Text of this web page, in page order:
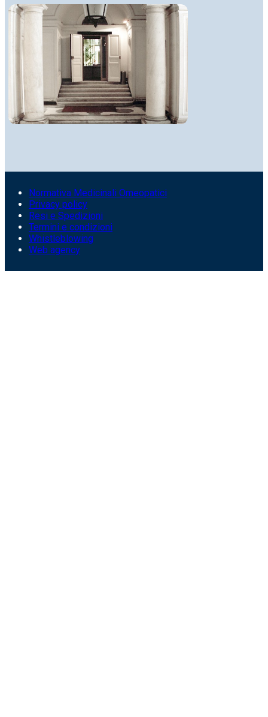
Normativa Medicinali Omeopatici
Privacy policy
Resi e Spedizioni
Termini e condizioni
Whistleblowing
Web agency